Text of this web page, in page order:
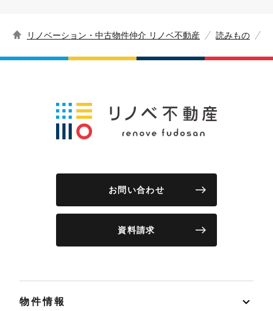
リノベーション・中古物件仲介 リノベ不動産 読みもの
お問い合わせ
資料請求
物件情報